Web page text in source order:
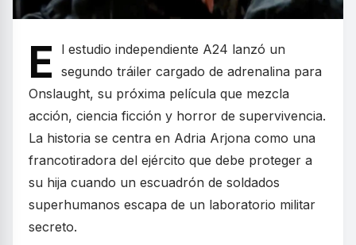
E
l estudio independiente A24 lanzó un
segundo tráiler cargado de adrenalina para
Onslaught, su próxima película que mezcla
acción, ciencia ficción y horror de supervivencia.
La historia se centra en Adria Arjona como una
francotiradora del ejército que debe proteger a
su hija cuando un escuadrón de soldados
superhumanos escapa de un laboratorio militar
secreto.